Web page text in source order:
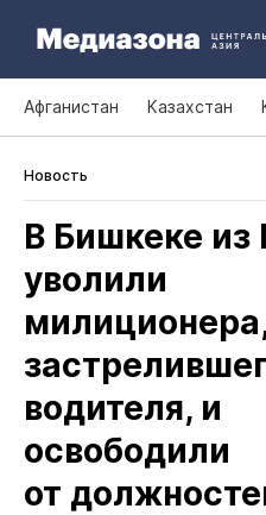
Афганистан Казахстан
Новость
В Бишкеке
уволили
водителя, и
освободили
от